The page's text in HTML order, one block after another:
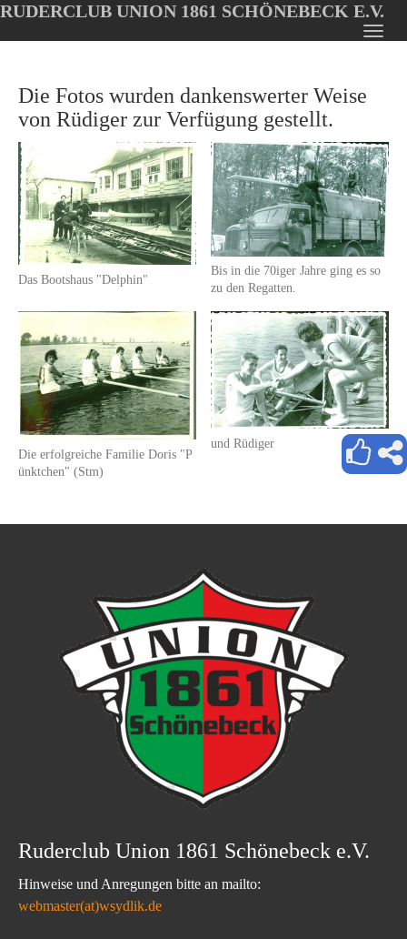
Oops, an error occurred! Code: 202608101116515a2a44f3
main
content
RUDERCLUB UNION 1861 SCHÖNEBECK E.V.
Die Fotos wurden dankenswerter Weise
von Rüdiger zur Verfügung gestellt.
Das Bootshaus "Delphin"
Bis in die 70iger Jahre ging es so
zu den Regatten.
Die erfolgreiche Familie Doris "P
ünktchen" (Stm)
und Rüdiger
Ruderclub Union 1861 Schönebeck e.V.
Hinweise und Anregungen bitte an mailto:
webmaster(at)wsydlik.de